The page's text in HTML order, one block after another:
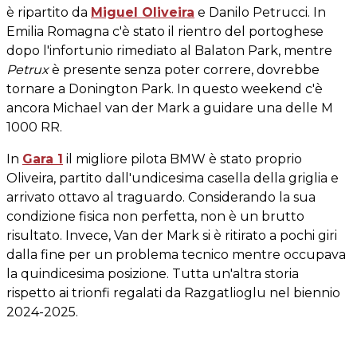
è ripartito da Miguel Oliveira e Danilo Petrucci. In
Emilia Romagna c'è stato il rientro del portoghese
dopo l'infortunio rimediato al Balaton Park, mentre
Petruxè presente senza poter correre, dovrebbe
tornare a Donington Park. In questo weekend c'è
ancora Michael van der Mark a guidare una delle M
1000 RR.
In Gara 1 il migliore pilota BMW è stato proprio
Oliveira, partito dall'undicesima casella della griglia e
arrivato ottavo al traguardo. Considerando la sua
condizione fisica non perfetta, non è un brutto
risultato. Invece, Van der Mark si è ritirato a pochi giri
dalla fine per un problema tecnico mentre occupava
la quindicesima posizione. Tutta un'altra storia
rispetto ai trionfi regalati da Razgatlioglu nel biennio
2024-2025.